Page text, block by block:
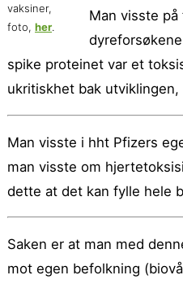
vaksiner,
foto, her.
Man visste
spike proteinet var et
ukritiskhet bak
Man visste i hht Pfizers
man visste om
dette at det kan fylle hele
Saken er at man med
mot egen befolkning